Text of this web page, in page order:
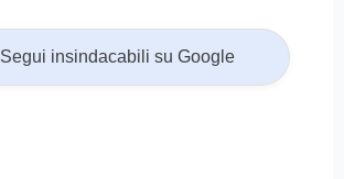
Segui insindacabili su Google